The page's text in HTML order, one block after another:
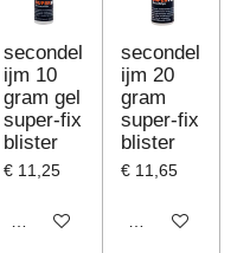
secondel
ijm 10
gram gel
super-fix
blister
€ 11,25
In winkelwagen
secondel
ijm 20
gram
super-fix
blister
€ 11,65
In winkelwagen